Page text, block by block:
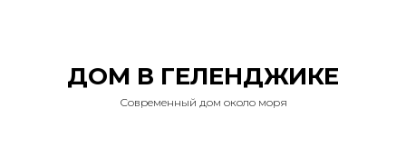
ДОМ В ГЕЛЕНДЖИКЕ
Современный дом около моря